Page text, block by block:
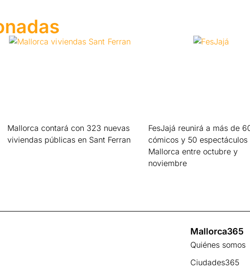
Mallorca contará con 323 nuevas
viviendas públicas en Sant Ferran
FesJajá reunirá a más de
cómicos y 50 espectáculos
Mallorca entre octubre y
noviembre
Mallorca365
Quiénes somos
Ciudades365